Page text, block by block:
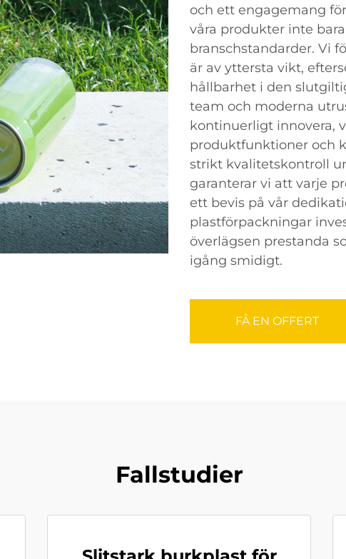
och ett engagemang
våra produkter inte
branschstandarder. Vi
är av yttersta vikt,
hållbarhet i den
team och moderna
kontinuerligt innovera,
produktfunktioner och
strikt kvalitetskontroll
garanterar vi att varje
ett bevis på vår
plastförpackningar
överlägsen prestanda
igång smidigt.
FÅ EN OFFERT
Fallstudier